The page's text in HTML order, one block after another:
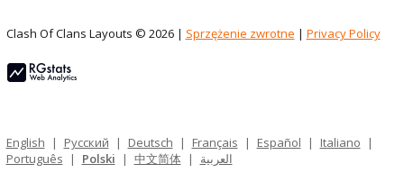
Clash Of Clans Layouts © 2026 | Sprzężenie zwrotne | Privacy Policy
English | Русский | Deutsch | Français | Español | Italiano
|
Português
| Polski | 中文简体 | العربية